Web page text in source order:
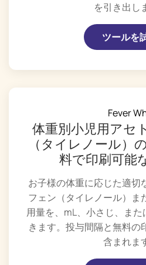
を引き出し
ツールを
Fever
体重別小児用アセ
（タイレノール）
料で印刷可能
お子様の体重に応じた適切
フェン（タイレノール）ま
用量を、mL、小さじ、ま
きます。投与間隔と無料の
含まれま